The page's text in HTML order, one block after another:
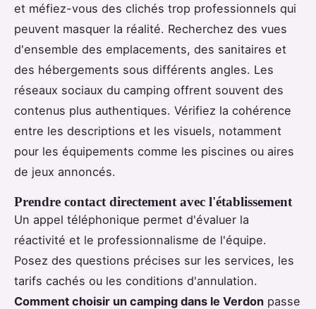
et méfiez-vous des clichés trop professionnels qui
peuvent masquer la réalité. Recherchez des vues
d'ensemble des emplacements, des sanitaires et
des hébergements sous différents angles. Les
réseaux sociaux du camping offrent souvent des
contenus plus authentiques. Vérifiez la cohérence
entre les descriptions et les visuels, notamment
pour les équipements comme les piscines ou aires
de jeux annoncés.
Prendre contact directement avec l'établissement
Un appel téléphonique permet d'évaluer la
réactivité et le professionnalisme de l'équipe.
Posez des questions précises sur les services, les
tarifs cachés ou les conditions d'annulation.
Comment choisir un camping dans le Verdon passe